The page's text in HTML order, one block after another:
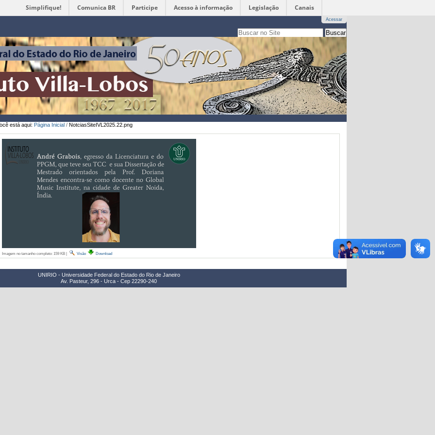
Simplifique! Comunica BR Participe Acesso à informação Legislação Canais
Acessar
Busca
apenas nesta seção
Busca
Avançada…
está aqui: Página Inicial / NotciasSiteIVL2025.22.png
Imagem no tamanho completo: 159 KB| Visão Download
UNIRIO - Universidade Federal do Estado do Rio de Janeiro
Av. Pasteur, 296 - Urca - Cep 22290-240